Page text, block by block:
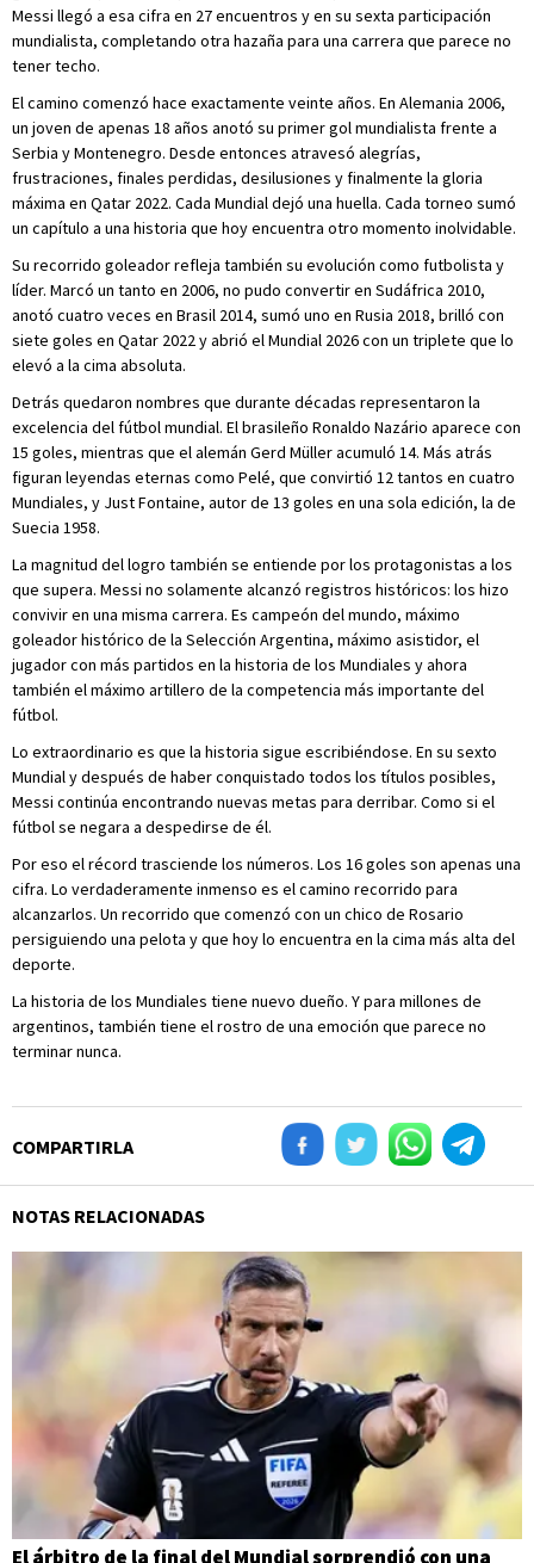
Messi llegó a esa cifra en 27 encuentros y en su sexta participación
mundialista, completando otra hazaña para una carrera que parece no
tener techo.
El camino comenzó hace exactamente veinte años. En Alemania 2006,
un joven de apenas 18 años anotó su primer gol mundialista frente a
Serbia y Montenegro. Desde entonces atravesó alegrías,
frustraciones, finales perdidas, desilusiones y finalmente la gloria
máxima en Qatar 2022. Cada Mundial dejó una huella. Cada torneo sumó
un capítulo a una historia que hoy encuentra otro momento inolvidable.
Su recorrido goleador refleja también su evolución como futbolista y
líder. Marcó un tanto en 2006, no pudo convertir en Sudáfrica 2010,
anotó cuatro veces en Brasil 2014, sumó uno en Rusia 2018, brilló con
siete goles en Qatar 2022 y abrió el Mundial 2026 con un triplete que lo
elevó a la cima absoluta.
Detrás quedaron nombres que durante décadas representaron la
excelencia del fútbol mundial. El brasileño Ronaldo Nazário aparece con
15 goles, mientras que el alemán Gerd Müller acumuló 14. Más atrás
figuran leyendas eternas como Pelé, que convirtió 12 tantos en cuatro
Mundiales, y Just Fontaine, autor de 13 goles en una sola edición, la de
Suecia 1958.
La magnitud del logro también se entiende por los protagonistas a los
que supera. Messi no solamente alcanzó registros históricos: los hizo
convivir en una misma carrera. Es campeón del mundo, máximo
goleador histórico de la Selección Argentina, máximo asistidor, el
jugador con más partidos en la historia de los Mundiales y ahora
también el máximo artillero de la competencia más importante del
fútbol.
Lo extraordinario es que la historia sigue escribiéndose. En su sexto
Mundial y después de haber conquistado todos los títulos posibles,
Messi continúa encontrando nuevas metas para derribar. Como si el
fútbol se negara a despedirse de él.
Por eso el récord trasciende los números. Los 16 goles son apenas una
cifra. Lo verdaderamente inmenso es el camino recorrido para
alcanzarlos. Un recorrido que comenzó con un chico de Rosario
persiguiendo una pelota y que hoy lo encuentra en la cima más alta del
deporte.
La historia de los Mundiales tiene nuevo dueño. Y para millones de
argentinos, también tiene el rostro de una emoción que parece no
terminar nunca.
COMPARTIRLA
NOTAS RELACIONADAS
El árbitro de la final del Mundial sorprendió con una